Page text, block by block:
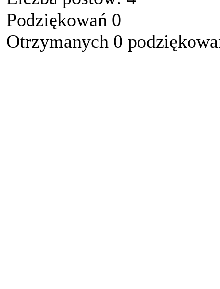
Podziękowań 0
Otrzymanych 0